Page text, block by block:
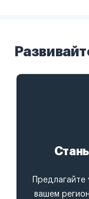
вашем